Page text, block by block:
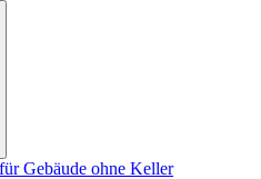
Gebäude ohne Keller